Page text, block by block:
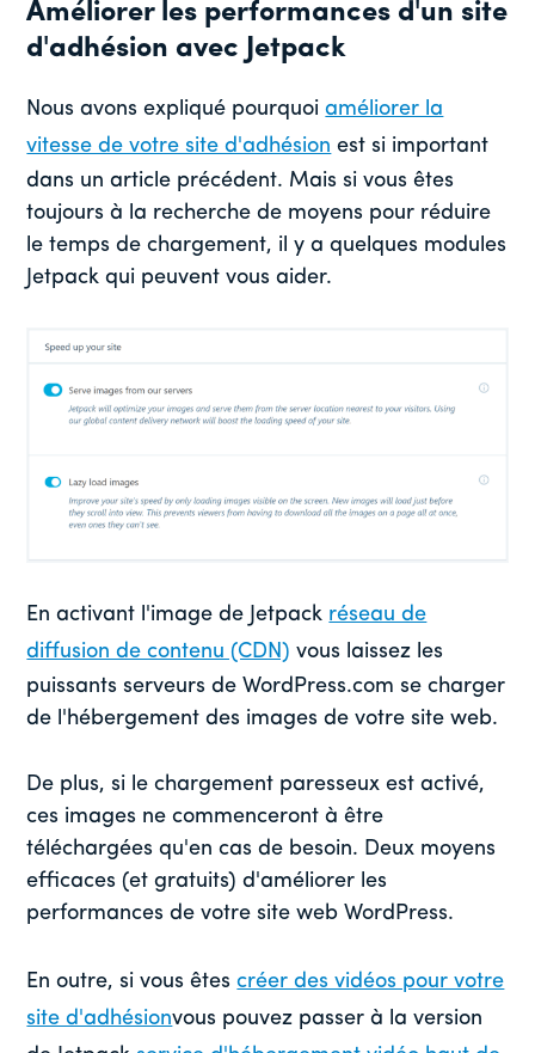
Améliorer les performances d'un site
d'adhésion avec Jetpack
Nous avons expliqué pourquoiaméliorer la
vitesse de votre site d'adhésion est si important
dans un article précédent. Mais si vous êtes
toujours à la recherche de moyens pour réduire
le temps de chargement, il y a quelques modules
Jetpack qui peuvent vous aider.
En activant l'image de Jetpack réseau de
diffusion de contenu (CDN) vous laissez les
puissants serveurs de WordPress.com se charger
de l'hébergement des images de votre site web.
De plus, si le chargement paresseux est activé,
ces images ne commenceront à être
téléchargées qu'en cas de besoin. Deux moyens
efficaces (et gratuits) d'améliorer les
performances de votre site web WordPress.
En outre, si vous êtescréer des vidéos pour votre
site d'adhésionvous pouvez passer à la version